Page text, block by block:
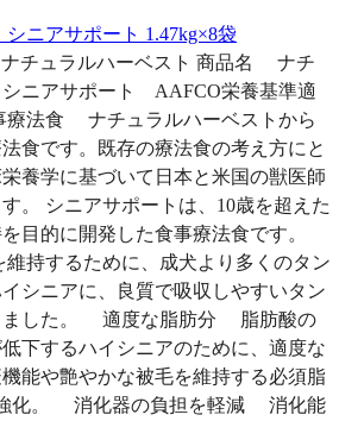
ニアサポート 1.47kg×8袋
ナチュラルハーベスト 商品名 ナチ
ニアサポート AAFCO栄養基準適
法食 ナチュラルハーベストから
食です。既存の療法食の考え方にと
養学に基づいて日本と米国の獣医師
。 シニアサポートは、10歳を超えた
目的に開発した食事療法食です。
持するために、成犬より多くのタン
シニアに、良質で吸収しやすいタン
ました。 適度な脂肪分 脂肪酸の
下するハイシニアのために、適度な
能や艶やかな被毛を維持する必須脂
強化。 消化器の負担を軽減 消化能